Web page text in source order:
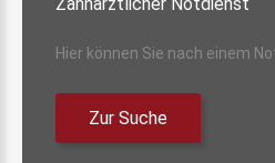
Hier können Sie nach einem
Zur Suche